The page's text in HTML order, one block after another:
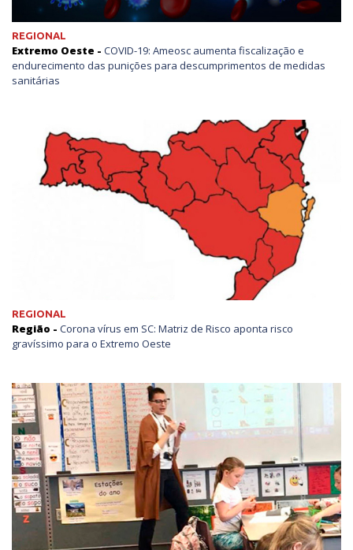
REGIONAL
Extremo Oeste - COVID-19: Ameosc aumenta fiscalização e
endurecimento das punições para descumprimentos de medidas
sanitárias
REGIONAL
Região - Corona vírus em SC: Matriz de Risco aponta risco
gravíssimo para o Extremo Oeste